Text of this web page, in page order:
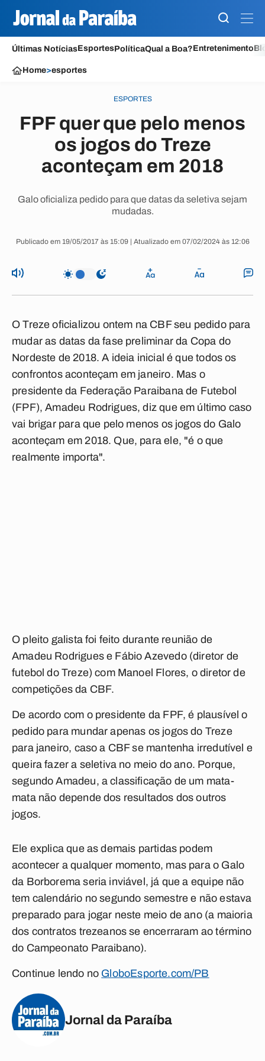
Últimas NotíciasEsportesPolíticaQual a Boa?Entretenimento
Home>esportes
ESPORTES
FPF quer que pelo menos
os jogos do Treze
aconteçam em 2018
Galo oficializa pedido para que datas da seletiva sejam
mudadas.
Publicado em 19/05/2017 às 15:09 | Atualizado em 07/02/2024 às 12:06
O Treze oficializou ontem na CBF seu pedido para
mudar as datas da fase preliminar da Copa do
Nordeste de 2018. A ideia inicial é que todos os
confrontos aconteçam em janeiro. Mas o
presidente da Federação Paraibana de Futebol
(FPF), Amadeu Rodrigues, diz que em último caso
vai brigar para que pelo menos os jogos do Galo
aconteçam em 2018. Que, para ele, "é o que
realmente importa".
O pleito galista foi feito durante reunião de
Amadeu Rodrigues e Fábio Azevedo (diretor de
futebol do Treze) com Manoel Flores, o diretor de
competições da CBF.
De acordo com o presidente da FPF, é plausível o
pedido para mundar apenas os jogos do Treze
para janeiro, caso a CBF se mantenha irredutível e
queira fazer a seletiva no meio do ano. Porque,
segundo Amadeu, a classificação de um mata-
mata não depende dos resultados dos outros
jogos.
Ele explica que as demais partidas podem
acontecer a qualquer momento, mas para o Galo
da Borborema seria inviável, já que a equipe não
tem calendário no segundo semestre e não estava
preparado para jogar neste meio de ano (a maioria
dos contratos trezeanos se encerraram ao término
do Campeonato Paraibano).
Continue lendo no GloboEsporte.com/PB
Jornal da Paraíba